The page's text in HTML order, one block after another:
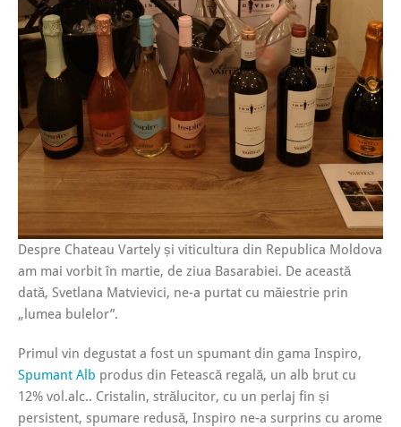
Despre Chateau Vartely și viticultura din Republica Moldova
am mai vorbit în martie, de ziua Basarabiei. De această
dată, Svetlana Matvievici, ne-a purtat cu măiestrie prin
„lumea bulelor”.
Primul vin degustat a fost un spumant din gama Inspiro,
Spumant Alb produs din Fetească regală, un alb brut cu
12% vol.alc.. Cristalin, strălucitor, cu un perlaj fin și
persistent, spumare redusă, Inspiro ne-a surprins cu arome